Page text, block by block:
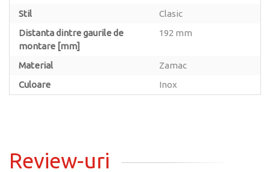
Stil
Clasic
Distanta dintre gaurile de
montare [mm]
192 mm
Material
Zamac
Culoare
Inox
Review-uri